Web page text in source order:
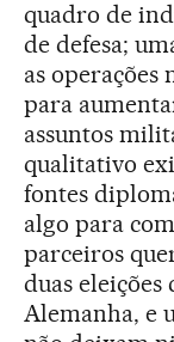
quadro de
de defesa;
as
para
assuntos
qualitativo
fontes
algo para
parceiros
duas eleições
Alemanha, e